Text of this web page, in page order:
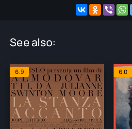
See also:
6.9 6.0